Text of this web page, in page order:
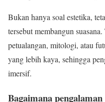
Bukan hanya soal estetika,
tersebut membangun
petualangan, mitologi, atau
yang lebih kaya, sehingga
imersif.
Bagaimana